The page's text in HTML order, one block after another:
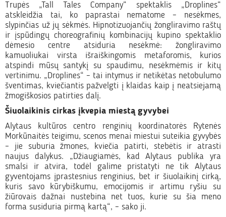
Trupės „Tall Tales Company“ spektaklis „Droplines“
atskleidžia tai, ko paprastai nematome – nesėkmes,
slypinčias už jų sėkmės. Hipnotizuojančių žongliravimo raštų
ir įspūdingų choreografinių kombinacijų kupino spektaklio
dėmesio centre atsiduria nesėkmė: žongliravimo
kamuoliukai virsta išraiškingomis metaforomis, kurios
atspindi mūsų santykį su spaudimu, nesėkmėmis ir kitų
vertinimu. „Droplines“ – tai intymus ir netikėtas netobulumo
šventimas, kviečiantis pažvelgti į klaidas kaip į neatsiejamą
žmogiškosios patirties dalį.
Šiuolaikinis cirkas įkvepia miestą gyvybei
Alytaus kultūros centro renginių koordinatorės Rytenės
Morkūnaitės teigimu, scenos menai miestui suteikia gyvybės
– jie suburia žmones, kviečia patirti, stebėtis ir atrasti
naujus dalykus. „Džiaugiamės, kad Alytaus publika yra
smalsi ir atvira, todėl galime pristatyti ne tik Alytaus
gyventojams įprastesnius renginius, bet ir šiuolaikinį cirką,
kuris savo kūrybiškumu, emocijomis ir artimu ryšiu su
žiūrovais dažnai nustebina net tuos, kurie su šia meno
forma susiduria pirmą kartą“, – sako ji.